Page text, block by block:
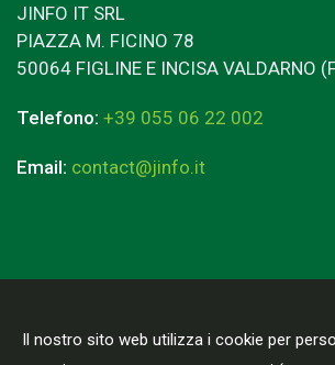
Il nostro sito web utilizza i cookie per
JINFO IT SRL
PIAZZA M. FICINO 78
50064 FIGLINE E INCISA VALDARNO
Telefono: +39 055 06 22 002
Email: contact@jinfo.it